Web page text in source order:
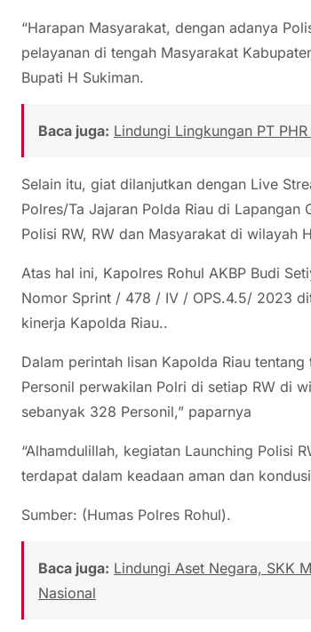
“Harapan Masyarakat, dengan adanya
pelayanan di tengah Masyarakat
Bupati H Sukiman.
Baca juga: Lindungi Lingkungan PT
Selain itu, giat dilanjutkan dengan Live
Polres/Ta Jajaran Polda Riau di
Polisi RW, RW dan Masyarakat di wilayah
Atas hal ini, Kapolres Rohul AKBP Budi
Nomor Sprint / 478 / IV / OPS.4.5/ 2023
kinerja Kapolda Riau..
Dalam perintah lisan Kapolda Riau
Personil perwakilan Polri di setiap RW di
sebanyak 328 Personil,” paparnya
“Alhamdulillah, kegiatan Launching Polisi
terdapat dalam keadaan aman dan
Sumber: (Humas Polres Rohul).
Baca juga: Lindungi Aset Negara, SKK
Nasional